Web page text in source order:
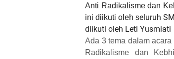
Anti Radikalisme dan
ini diikuti oleh seluruh
diikuti oleh Leti Yusmiati
Ada 3 tema dalam
Radikalisme dan